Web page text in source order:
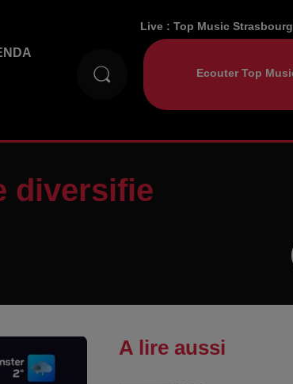
Live :Top Music Strasbourg
diversifie
A lire aussi